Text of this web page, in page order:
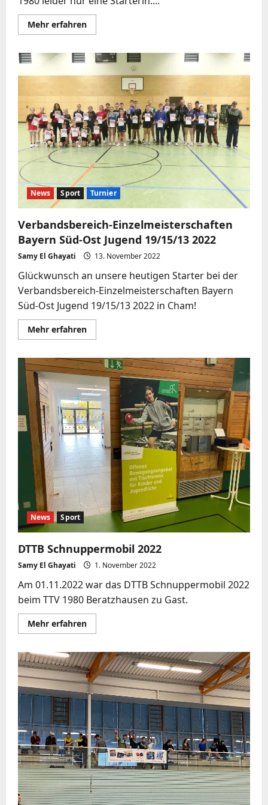
Mehr erfahrenMehr
Informationen
für
den
TTV
1980
Beratzhausen
–
Bezirkseinzelmeisterschaften
Oberpfalz-
Süd
Jugend
11
2022
News Sport Turnier
Verbandsbereich-Einzelmeisterschaften
Bayern Süd-Ost Jugend 19/15/13 2022
Samy El Ghayati 13. November 2022
Glückwunsch an unsere heutigen Starter bei der
Verbandsbereich-Einzelmeisterschaften Bayern
Süd-Ost Jugend 19/15/13 2022 in Cham!
Mehr erfahrenMehr
Informationen
Einzelmeisterschaften
Bayern
Süd-
Ost
Jugend
19/15/13
2022
News Sport
DTTB Schnuppermobil 2022
Samy El Ghayati 1. November 2022
Am 01.11.2022 war das DTTB Schnuppermobil 2022
beim TTV 1980 Beratzhausen zu Gast.
Mehr erfahrenMehr
Informationen
Schnuppermobil
2022